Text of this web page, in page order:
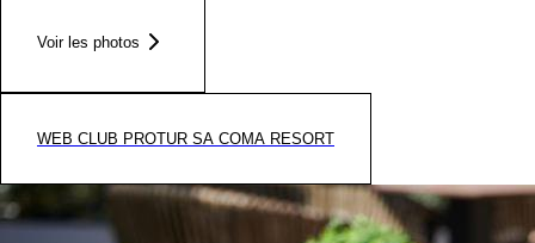
Voir les photos
WEB CLUB PROTUR SA COMA RESORT